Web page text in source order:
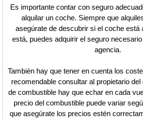
Es importante contar con seguro
alquilar un coche. Siempre que
asegúrate de descubrir si el coche está
está, puedes adquirir el seguro
agencia.
También hay que tener en cuenta los
recomendable consultar al propietario
de combustible hay que echar en cada
precio del combustible puede variar
que asegúrate los precios estén